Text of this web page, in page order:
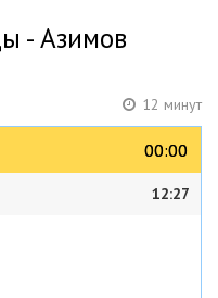
- Азимов
12 минут
00:00
00:00
12:27